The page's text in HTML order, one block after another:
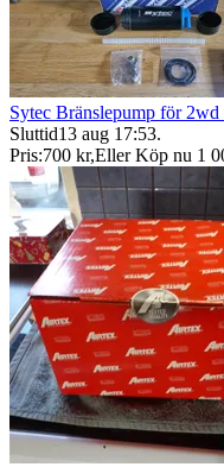
Sytec Bränslepump för
Sluttid13 aug 17:53.
Pris:700 kr,Eller Köp nu 1